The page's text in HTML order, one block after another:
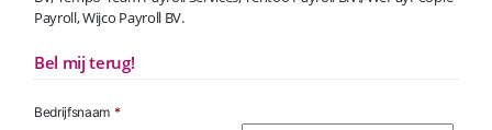
Payroll, Wijco Payroll BV.
Bel mij terug!
Bedrijfsnaam *